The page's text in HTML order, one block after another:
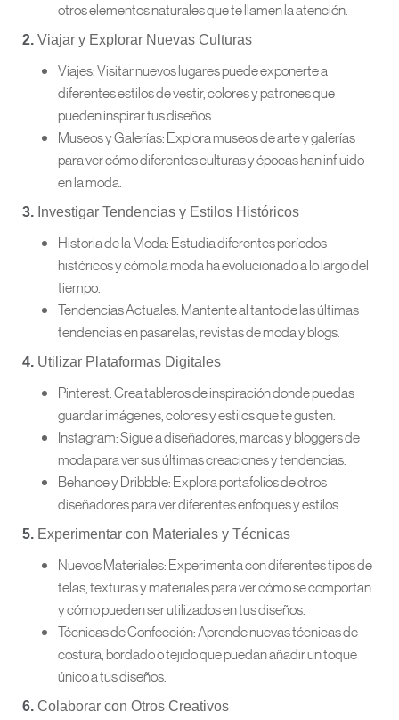
otros elementos naturales que te llamen la atención.
2. Viajar y Explorar Nuevas Culturas
Viajes: Visitar nuevos lugares puede exponerte a
diferentes estilos de vestir, colores y patrones que
pueden inspirar tus diseños.
Museos y Galerías: Explora museos de arte y galerías
para ver cómo diferentes culturas y épocas han influido
en la moda.
3. Investigar Tendencias y Estilos Históricos
Historia de la Moda: Estudia diferentes períodos
históricos y cómo la moda ha evolucionado a lo largo del
tiempo.
Tendencias Actuales: Mantente al tanto de las últimas
tendencias en pasarelas, revistas de moda y blogs.
4. Utilizar Plataformas Digitales
Pinterest: Crea tableros de inspiración donde puedas
guardar imágenes, colores y estilos que te gusten.
Instagram: Sigue a diseñadores, marcas y bloggers de
moda para ver sus últimas creaciones y tendencias.
Behance y Dribbble: Explora portafolios de otros
diseñadores para ver diferentes enfoques y estilos.
5. Experimentar con Materiales y Técnicas
Nuevos Materiales: Experimenta con diferentes tipos de
telas, texturas y materiales para ver cómo se comportan
y cómo pueden ser utilizados en tus diseños.
Técnicas de Confección: Aprende nuevas técnicas de
costura, bordado o tejido que puedan añadir un toque
único a tus diseños.
6. Colaborar con Otros Creativos